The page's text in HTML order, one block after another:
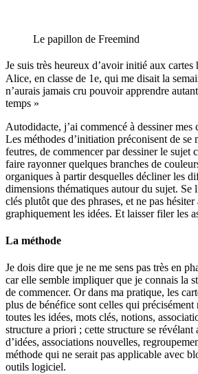
Le papillon de Freemind
Je suis très heureux d’avoir initié aux cartes
Alice, en classe de 1e, qui me disait la
n’aurais jamais cru pouvoir apprendre
temps »
Autodidacte, j’ai commencé à dessiner mes
Les méthodes d’initiation préconisent de
feutres, de commencer par dessiner le sujet
faire rayonner quelques branches de
organiques à partir desquelles décliner les
dimensions thématiques autour du sujet. Se
clés plutôt que des phrases, et ne pas hésiter
graphiquement les idées. Et laisser filer les
La méthode
Je dois dire que je ne me sens pas très en
car elle semble impliquer que je connais la
de commencer. Or dans ma pratique, les
plus de bénéfice sont celles qui précisément
toutes les idées, mots clés, notions,
structure a priori ; cette structure se révélant
d’idées, associations nouvelles,
méthode qui ne serait pas applicable avec
outils logiciel.